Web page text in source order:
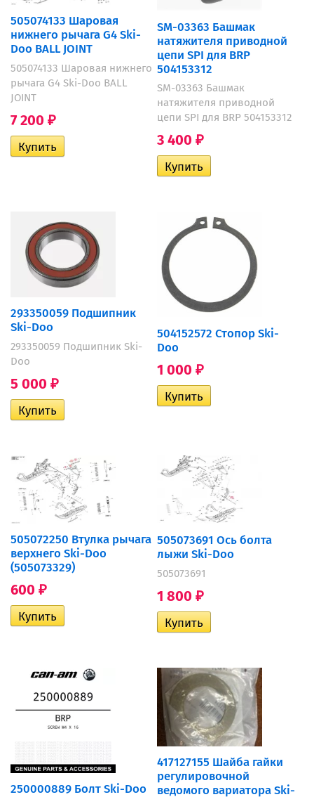
505074133 Шаровая
нижнего рычага G4 Ski-
Doo BALL JOINT
505074133 Шаровая нижнего
рычага G4 Ski-Doo BALL
JOINT
7 200 ₽
SM-03363 Башмак
натяжителя приводной
цепи SPI для BRP
504153312
SM-03363 Башмак
натяжителя приводной
цепи SPI для BRP 504153312
3 400 ₽
293350059 Подшипник
Ski-Doo
293350059 Подшипник Ski-
Doo
5 000 ₽
504152572 Стопор Ski-
Doo
1 000 ₽
505072250 Втулка рычага
верхнего Ski-Doo
(505073329)
600 ₽
505073691 Ось болта
лыжи Ski-Doo
505073691
1 800 ₽
250000889 Болт Ski-Doo
417127155 Шайба гайки
регулировочной
ведомого вариатора Ski-